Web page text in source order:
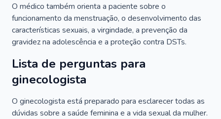
O médico também orienta a paciente sobre o
funcionamento da menstruação, o desenvolvimento das
características sexuais, a virgindade, a prevenção da
gravidez na adolescência e a proteção contra DSTs.
Lista de perguntas para
ginecologista
O ginecologista está preparado para esclarecer todas as
dúvidas sobre a saúde feminina e a vida sexual da mulher.